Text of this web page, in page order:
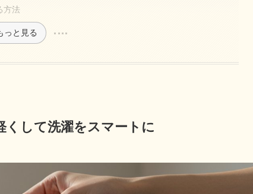
方法
っと見る
くして洗濯をスマートに